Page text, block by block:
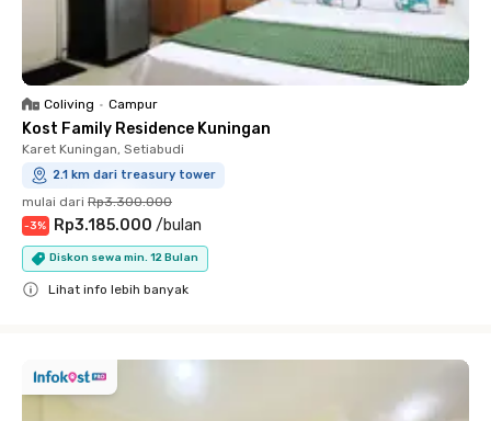
Coliving • Campur
Kost Family Residence Kuningan
Karet Kuningan, Setiabudi
2.1 km dari treasury tower
mulai dari Rp3.300.000
-3% Rp3.185.000 /bulan
Diskon sewa min. 12 Bulan
Lihat info lebih banyak